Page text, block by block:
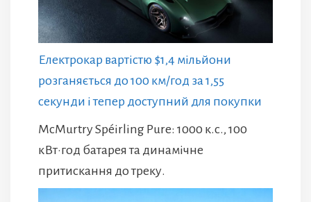
Електрокар вартістю $1,4 мільйони
розганяється до 100 км/год за 1,55
секунди і тепер доступний для покупки
McMurtry Spéirling Pure: 1000 к.с., 100
кВт·год батарея та динамічне
притискання до треку.